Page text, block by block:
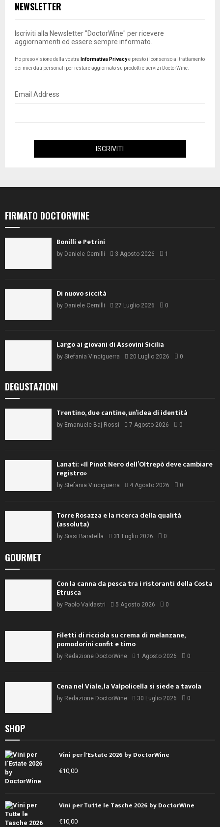
NEWSLETTER
Iscriviti alla Newsletter "DoctorWine" per ricevere
aggiornamenti ed essere sempre informato.
Ho preso visione della vostra Informativa Privacye presto il consenso al trattamento
dei miei dati personali per restare aggiornato su prodotti e servizi DoctorWine.
Email Address
FIRMATO DOCTORWINE
Bonilli e Petrini
by Daniele Cernilli 3 Agosto 2026 1
Di nuovo siccità
by Daniele Cernilli 27 Luglio 2026 0
Largo ai giovani di Assovini Sicilia
by Stefania Vinciguerra 20 Luglio 2026 0
DEGUSTAZIONI
Trentino, due cantine, un’idea di identità
by Emanuele Baj Rossi 7 Agosto 2026 0
Lanati: «Il Pinot Nero dell’Oltrepò deve cambiare
registro»
by Stefania Vinciguerra 4 Agosto 2026 0
Torre Rosazza e la ricerca della qualità
(assoluta)
by Sissi Baratella 31 Luglio 2026 0
GOURMET
Con la canna da pesca tra i ristoranti della Costa
Etrusca
by Paolo Valdastri 5 Agosto 2026 0
Filetti di ricciola su crema di melanzane,
pomodorini confit e timo
by Redazione DoctorWine 1 Agosto 2026 0
Cena nel Viale, la Valpolicella si siede a tavola
by Redazione DoctorWine 30 Luglio 2026 0
SHOP
Vini per l'Estate 2026 by DoctorWine
€10,00
Vini per Tutte le Tasche 2026 by DoctorWine
€10,00